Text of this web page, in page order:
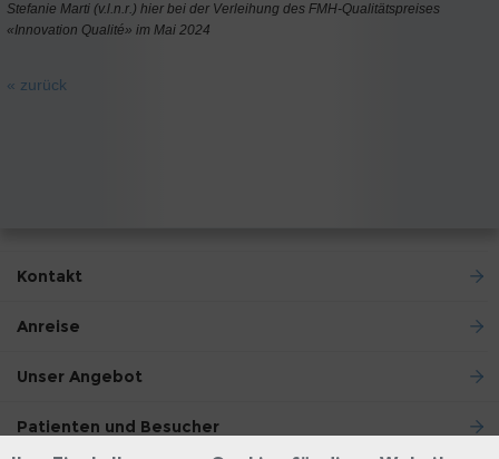
Stefanie Marti (v.l.n.r.) hier bei der Verleihung des FMH-Qualitätspreises
«Innovation Qualité» im Mai 2024
« zurück
Kontakt
Anreise
Unser Angebot
Patienten und Besucher